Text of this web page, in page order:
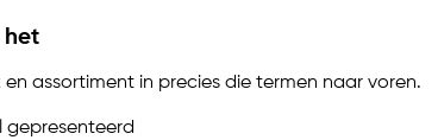
het
assortiment in precies die termen naar voren.
gepresenteerd